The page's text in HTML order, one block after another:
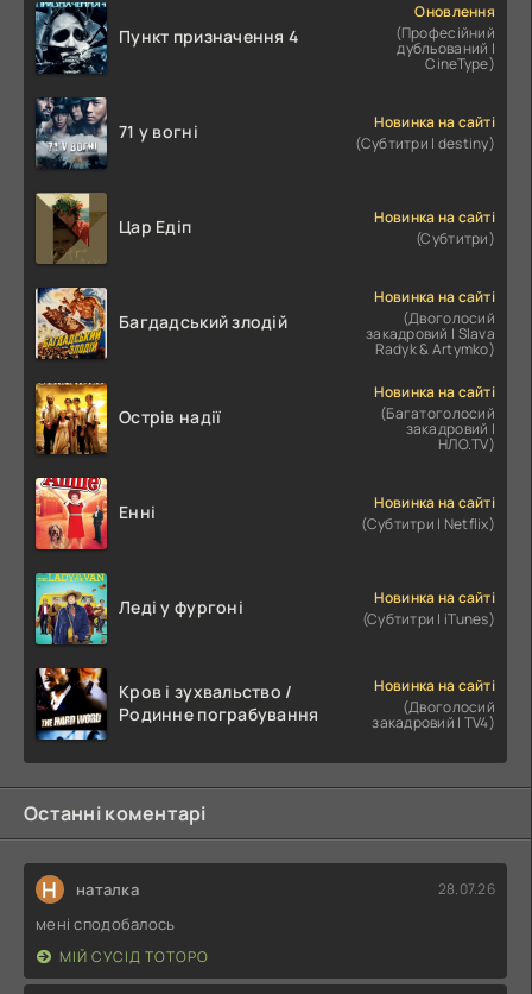
Пункт призначення 4
Оновлення
(Професійний
дубльований |
CineType)
71 у вогні
Новинка на сайті
(Субтитри | destiny)
Цар Едіп
Новинка на сайті
(Субтитри)
Багдадський злодій
Новинка на сайті
(Двоголосий
закадровий | Slava
Radyk & Artymko)
Острів надії
Новинка на сайті
(Багатоголосий
закадровий |
НЛО.TV)
Енні
Новинка на сайті
(Субтитри | Netflix)
Леді у фургоні
Новинка на сайті
(Субтитри | iTunes)
Кров і зухвальство /
Родинне пограбування
Новинка на сайті
(Двоголосий
закадровий | TV4)
Останні коментарі
Н наталка 28.07.26
мені сподобалось
МІЙ СУСІД ТОТОРО